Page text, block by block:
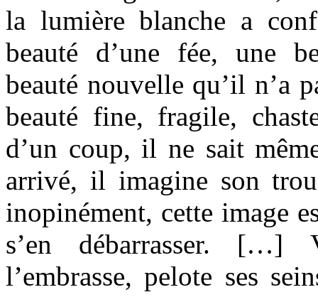
la lumière blanche a
beauté d’une fée, une
beauté nouvelle qu’il n’a
beauté fine, fragile,
d’un coup, il ne sait
arrivé, il imagine son
inopinément, cette image
s’en débarrasser. […]
l’embrasse, pelote ses